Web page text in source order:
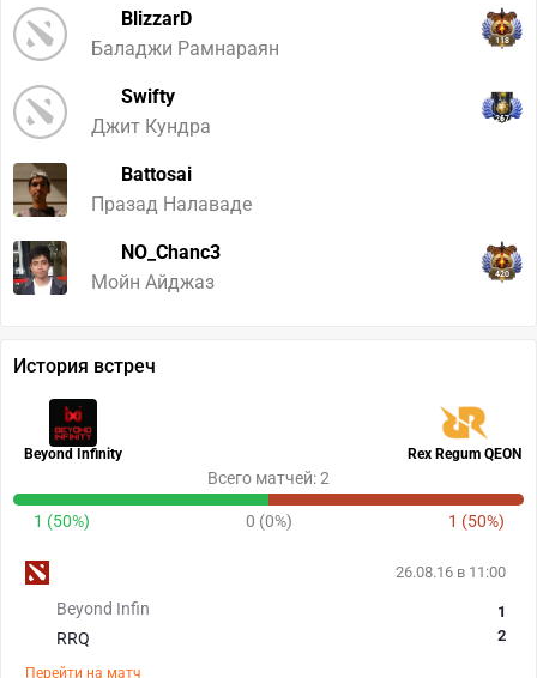
BlizzarD
Баладжи Рамнараян
118
Swifty
Джит Кундра
267
Battosai
Празад Налаваде
NO_Chanc3
Мойн Айджаз
420
История встреч
Beyond Infinity Rex Regum QEON
Всего матчей: 2
1 (50%) 0 (0%) 1 (50%)
26.08.16 в 11:00
Beyond Infin
RRQ
1
2
Перейти на матч